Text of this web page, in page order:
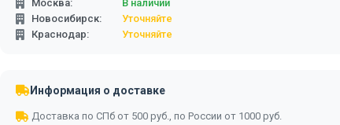
Москва:
В наличии
Новосибирск:
Уточняйте
Краснодар:
Уточняйте
Информация о доставке
Доставка по СПб от 500 руб., по России от 1000 руб.